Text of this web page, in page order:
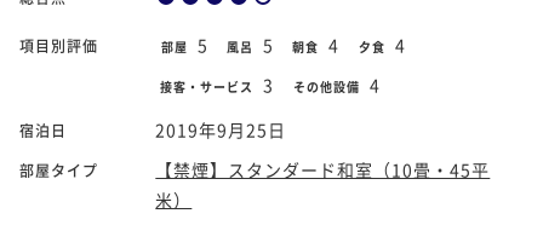
項目別評価 部屋 5 風呂 5 朝食 4 夕食 4
接客・サービス 3 その他設備 4
宿泊日 2019年9月25日
部屋タイプ
【禁煙】スタンダード和室（10畳・45平
米）